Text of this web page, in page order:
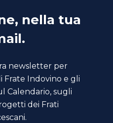
nella tua
newsletter per
Frate Indovino e gli
Calendario, sugli
dei Frati